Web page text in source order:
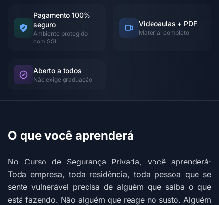
Pagamento 100%
seguro
Ambiente protegido
com SSL
Videoaulas + PDF
Material completo
Aberto a todos
Não exige graduação
O que você aprenderá
No Curso de Segurança Privada, você aprenderá:
Toda empresa, toda residência, toda pessoa que se
sente vulnerável precisa de alguém que saiba o que
está fazendo. Não alguém que reage no susto. Alguém